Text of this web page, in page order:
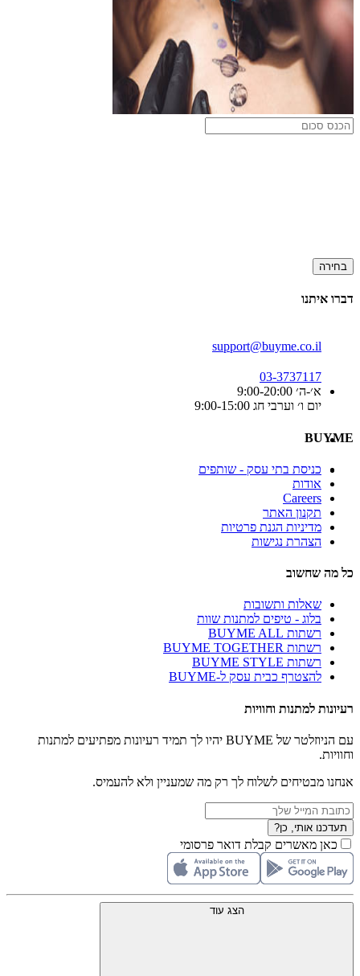
בחירה
דברו איתנו
support@buyme.co.il
03-3737117
א׳-ה׳ 9:00-20:00
יום ו׳ וערבי חג 9:00-15:00
BUYME
כניסת בתי עסק - שותפים
אודות
Careers
תקנון האתר
מדיניות הגנת פרטיות
הצהרת נגישות
כל מה שחשוב
שאלות ותשובות
בלוג - טיפים למתנות שוות
רשתות BUYME ALL
רשתות BUYME TOGETHER
רשתות BUYME STYLE
להצטרף כבית עסק ל-BUYME
רעיונות למתנות וחוויות
עם הניוזלטר של BUYME יהיו לך תמיד רעיונות מפתיעים למתנות
וחוויות.
אנחנו מבטיחים לשלוח לך רק מה שמעניין ולא להעמיס.
תעדכנו אותי, כן?
כאן מאשרים קבלת דואר פרסומי
הצג עוד